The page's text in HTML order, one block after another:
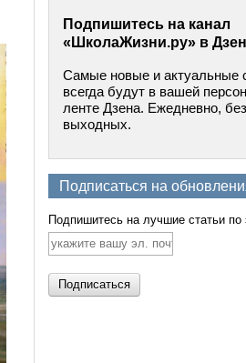
Подпишитесь на канал
«ШколаЖизни.ру» в
Самые новые и актуальные
всегда будут в вашей
ленте Дзена. Ежедневно, без
выходных.
Подписаться на
Подпишитесь на лучшие статьи по